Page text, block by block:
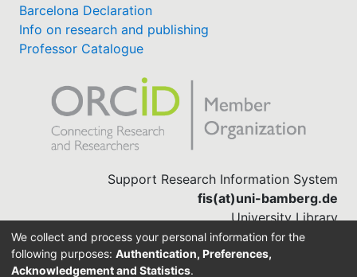
Barcelona Declaration
Info on research and publishing
Professor Catalogue
Support Research Information System
fis(at)uni-bamberg.de
University Library
(0951) 863-1568
We collect and process your personal information for the
following purposes: Authentication, Preferences,
Acknowledgement and Statistics.